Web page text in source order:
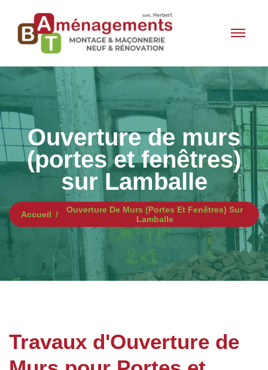
Ouverture de murs
(portes et fenêtres)
sur Lamballe
Accueil
Ouverture De Murs (portes Et Fenêtres) Sur
Lamballe
Travaux d'Ouverture de